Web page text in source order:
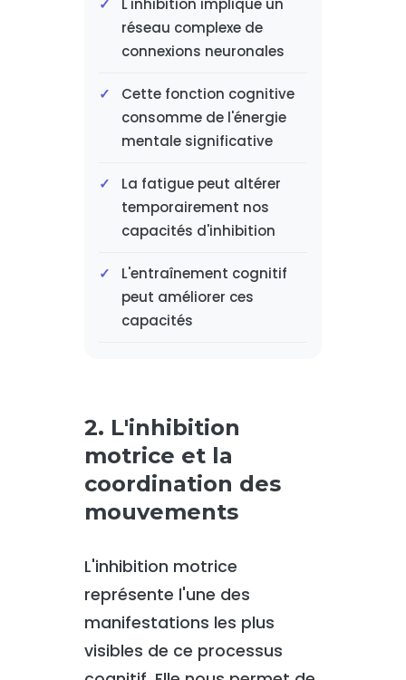
réseau complexe de
connexions neuronales
Cette fonction cognitive
consomme de l'énergie
mentale significative
La fatigue peut altérer
temporairement nos
capacités d'inhibition
L'entraînement cognitif
peut améliorer ces
capacités
2. L'inhibition
motrice et la
coordination des
mouvements
L'inhibition motrice
représente l'une des
manifestations les plus
visibles de ce processus